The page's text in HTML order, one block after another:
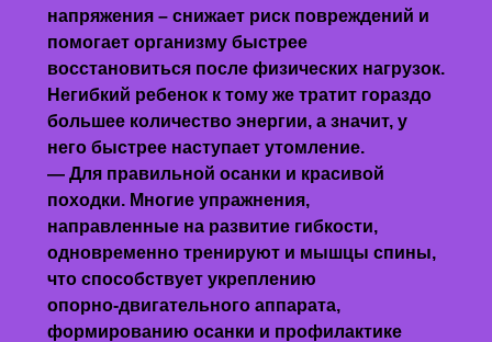
напряжения – снижает риск повреждений и
помогает организму быстрее
восстановиться после физических нагрузок.
Негибкий ребенок к тому же тратит гораздо
большее количество энергии, а значит, у
него быстрее наступает утомление.
— Для правильной осанки и красивой
походки. Многие упражнения,
направленные на развитие гибкости,
одновременно тренируют и мышцы спины,
что способствует укреплению
опорно‑двигательного аппарата,
формированию осанки и профилактике